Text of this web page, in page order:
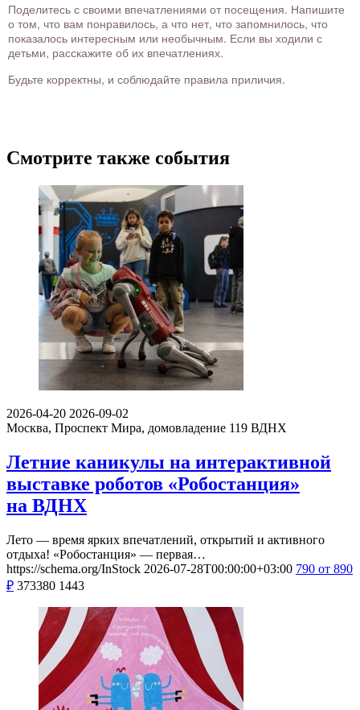
Поделитесь с своими впечатлениями от посещения. Напишите
о том, что вам понравилось, а что нет, что запомнилось, что
показалось интересным или необычным. Если вы ходили с
детьми, расскажите об их впечатлениях.
Будьте корректны, и соблюдайте правила приличия.
Смотрите также события
2026-04-20 2026-09-02
Москва, Проспект Мира, домовладение 119 ВДНХ
Летние каникулы на интерактивной
выставке роботов «Робостанция»
на ВДНХ
Лето — время ярких впечатлений, открытий и активного
отдыха! «Робостанция» — первая…
https://schema.org/InStock 2026-07-28T00:00:00+03:00 790 от 890
₽ 373380 1443